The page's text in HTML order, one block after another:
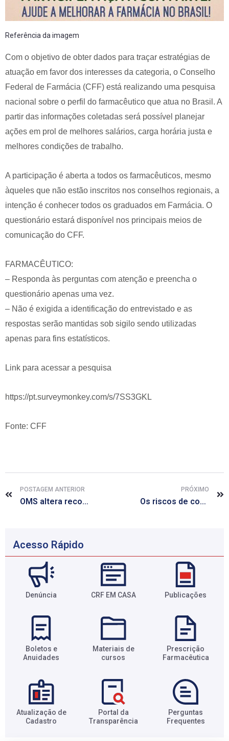
Referência da imagem
Com o objetivo de obter dados para traçar estratégias de
atuação em favor dos interesses da categoria, o Conselho
Federal de Farmácia (CFF) está realizando uma pesquisa
nacional sobre o perfil do farmacêutico que atua no Brasil. A
partir das informações coletadas será possível planejar
ações em prol de melhores salários, carga horária justa e
melhores condições de trabalho.
A participação é aberta a todos os farmacêuticos, mesmo
àqueles que não estão inscritos nos conselhos regionais, a
intenção é conhecer todos os graduados em Farmácia. O
questionário estará disponível nos principais meios de
comunicação do CFF.
FARMACÊUTICO:
– Responda às perguntas com atenção e preencha o
questionário apenas uma vez.
– Não é exigida a identificação do entrevistado e as
respostas serão mantidas sob sigilo sendo utilizadas
apenas para fins estatísticos.
Link para acessar a pesquisa
https://pt.surveymonkey.com/s/7SS3GKL
Fonte: CFF
POSTAGEM ANTERIOR
OMS altera recomendação de vacina contra HPV para duas doses
PRÓXIMO
Os riscos de comprar Viagra pela internet
Acesso Rápido
Denúncia CRF EM CASA Publicações
Boletos e
Anuidades​
Materiais de
cursos​
Prescrição
Farmacêutica​
Atualização de
Cadastro​
Portal da
Transparência​
Perguntas
Frequentes​